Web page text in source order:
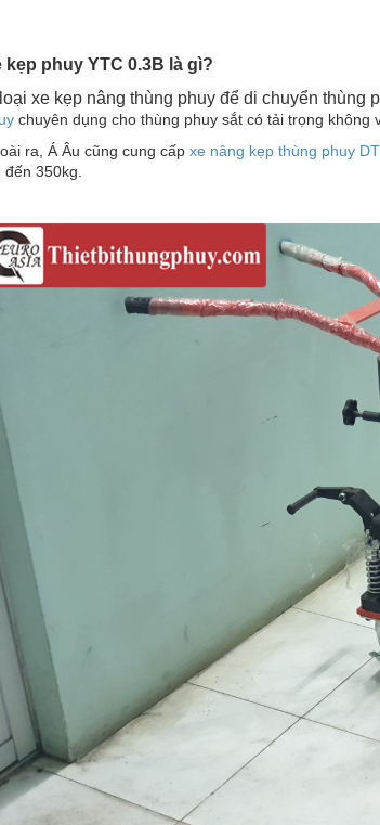
kẹp phuy YTC 0.3B là gì?
loại xe kẹp nâng thùng phuy để di chuyển
chuyên dụng cho thùng phuy sắt có tải trọng không
ra, Á Âu cũng cung cấp xe nâng kẹp thùng phuy
đến 350kg.